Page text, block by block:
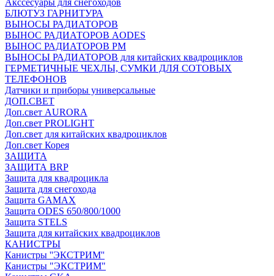
Акссесуары для снегоходов
БЛЮТУЗ ГАРНИТУРА
ВЫНОСЫ РАДИАТОРОВ
ВЫНОС РАДИАТОРОВ AODES
ВЫНОС РАДИАТОРОВ РМ
ВЫНОСЫ РАДИАТОРОВ для китайских квадроциклов
ГЕРМЕТИЧНЫЕ ЧЕХЛЫ, СУМКИ ДЛЯ СОТОВЫХ
ТЕЛЕФОНОВ
Датчики и приборы универсальные
ДОП.СВЕТ
Доп.свет AURORA
Доп.свет PROLIGHT
Доп.свет для китайских квадроциклов
Доп.свет Корея
ЗАЩИТА
ЗАЩИТА BRP
Защита для квадроцикла
Защита для снегохода
Защита GAMAX
Защита ODES 650/800/1000
Защита STELS
Защита для китайских квадроциклов
КАНИСТРЫ
Канистры ''ЭКСТРИМ''
Канистры "ЭКСТРИМ"